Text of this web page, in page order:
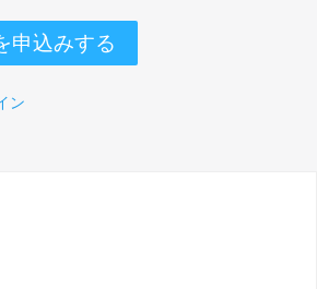
申込みする
ン